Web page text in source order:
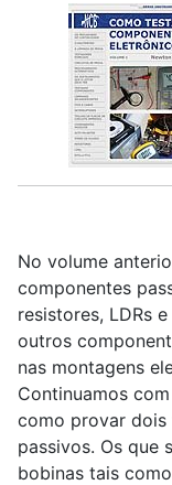
No volume
componentes
resistores, LDRs
outros
nas montagens
Continuamos
como provar
passivos. Os que
bobinas tais